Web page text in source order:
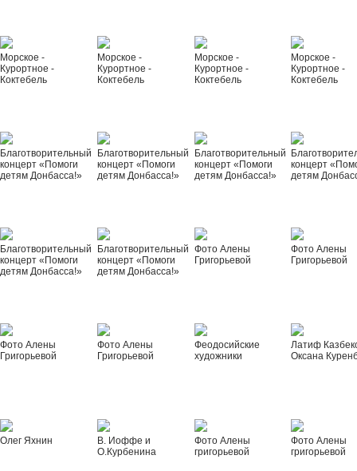
Морское -
Курортное -
Коктебель
Морское -
Курортное -
Коктебель
Морское -
Курортное -
Коктебель
Морское -
Курортное -
Коктебель
Благотворительный
концерт «Помоги
детям Донбасса!»
Благотворительный
концерт «Помоги
детям Донбасса!»
Благотворительный
концерт «Помоги
детям Донбасса!»
концерт
детям
Благотворительный
концерт «Помоги
детям Донбасса!»
Благотворительный
концерт «Помоги
детям Донбасса!»
Фото Алены
Григорьевой
Фото Алены
Григорьевой
Фото Алены
Григорьевой
Фото Алены
Григорьевой
Феодосийские
художники
Латиф
Оксана
Олег Яхнин
В. Иоффе и
О.Курбенина
Фото Алены
григорьевой
Фото Алены
григорьевой